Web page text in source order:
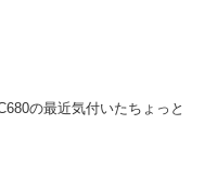
の最近気付いたちょっと